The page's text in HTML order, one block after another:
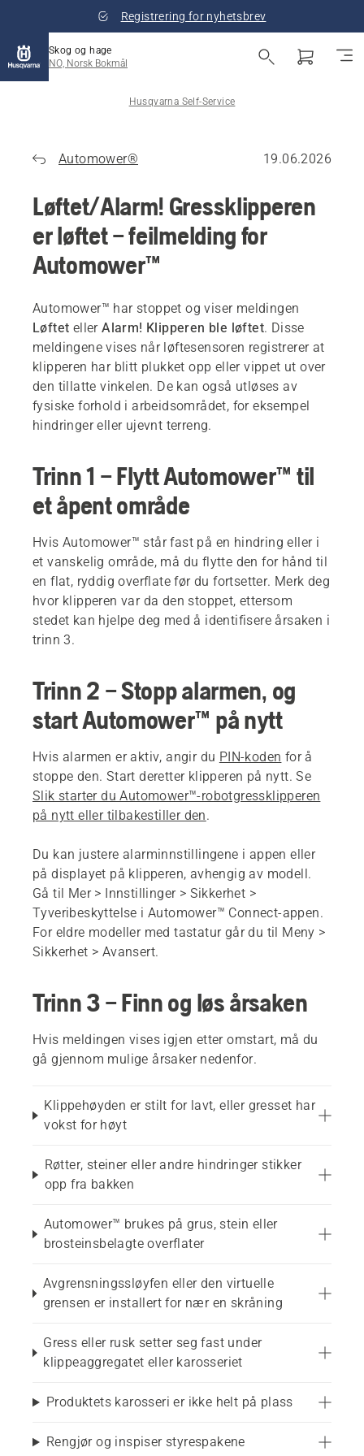
Registrering for nyhetsbrev
Skog og hage
NO, Norsk Bokmål
Husqvarna Self-Service
Automower® 19.06.2026
Løftet/Alarm! Gressklipperen
er løftet – feilmelding for
Automower™
Automower™ har stoppet og viser meldingen
Løftet ellerAlarm! Klipperen ble løftet. Disse
meldingene vises når løftesensoren registrerer at
klipperen har blitt plukket opp eller vippet ut over
den tillatte vinkelen. De kan også utløses av
fysiske forhold i arbeidsområdet, for eksempel
hindringer eller ujevnt terreng.
Trinn 1 – Flytt Automower™ til
et åpent område
Hvis Automower™ står fast på en hindring eller i
et vanskelig område, må du flytte den for hånd til
en flat, ryddig overflate før du fortsetter. Merk deg
hvor klipperen var da den stoppet, ettersom
stedet kan hjelpe deg med å identifisere årsaken i
trinn 3.
Trinn 2 – Stopp alarmen, og
start Automower™ på nytt
Hvis alarmen er aktiv, angir du PIN-koden for å
stoppe den. Start deretter klipperen på nytt. Se
Slik starter du Automower™-robotgressklipperen
på nytt eller tilbakestiller den.
Du kan justere alarminnstillingene i appen eller
på displayet på klipperen, avhengig av modell.
Gå til Mer > Innstillinger > Sikkerhet >
Tyveribeskyttelse i Automower™ Connect-appen.
For eldre modeller med tastatur går du til Meny >
Sikkerhet > Avansert.
Trinn 3 – Finn og løs årsaken
Hvis meldingen vises igjen etter omstart, må du
gå gjennom mulige årsaker nedenfor.
Klippehøyden er stilt for lavt, eller gresset har
vokst for høyt
Røtter, steiner eller andre hindringer stikker
opp fra bakken
Automower™ brukes på grus, stein eller
brosteinsbelagte overflater
Avgrensningssløyfen eller den virtuelle
grensen er installert for nær en skråning
Gress eller rusk setter seg fast under
klippeaggregatet eller karosseriet
Produktets karosseri er ikke helt på plass
Rengjør og inspiser styrespakene